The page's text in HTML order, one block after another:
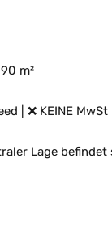
m²
| ❌ KEINE
Lage